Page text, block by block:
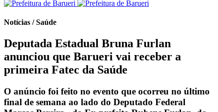
Notícias / Saúde
Deputada Estadual Bruna Furlan
anunciou que Barueri vai receber a
primeira Fatec da Saúde
O anúncio foi feito no evento que ocorreu no último
final de semana ao lado do Deputado Federal